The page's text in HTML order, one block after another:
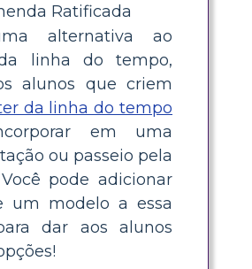
Ratificada
alternativa ao
linha do tempo,
alunos que criem
da linha do tempo
em uma
ou passeio pela
pode adicionar
um modelo a essa
dar aos alunos